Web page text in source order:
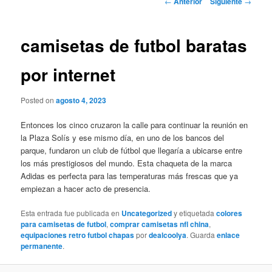
camisetas de futbol baratas
por internet
Posted onagosto 4, 2023
Entonces los cinco cruzaron la calle para continuar la reunión en
la Plaza Solís y ese mismo día, en uno de los bancos del
parque, fundaron un club de fútbol que llegaría a ubicarse entre
los más prestigiosos del mundo. Esta chaqueta de la marca
Adidas es perfecta para las temperaturas más frescas que ya
empiezan a hacer acto de presencia.
Esta entrada fue publicada en Uncategorizedy etiquetadacolores
para camisetas de futbol,comprar camisetas nfl china,
equipaciones retro futbol chapaspordealcoolya. Guardaenlace
permanente.